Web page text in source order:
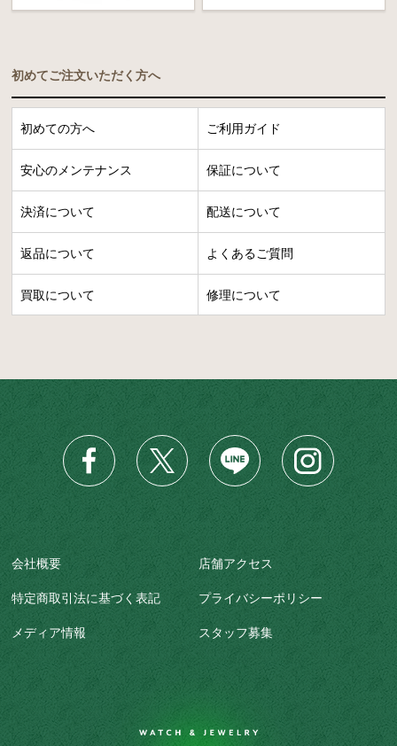
初めてご注文いただく方へ
初めての方へ ご利用ガイド
安心のメンテナンス 保証について
決済について 配送について
返品について よくあるご質問
買取について 修理について
会社概要 店舗アクセス
特定商取引法に基づく表記 プライバシーポリシー
メディア情報 スタッフ募集